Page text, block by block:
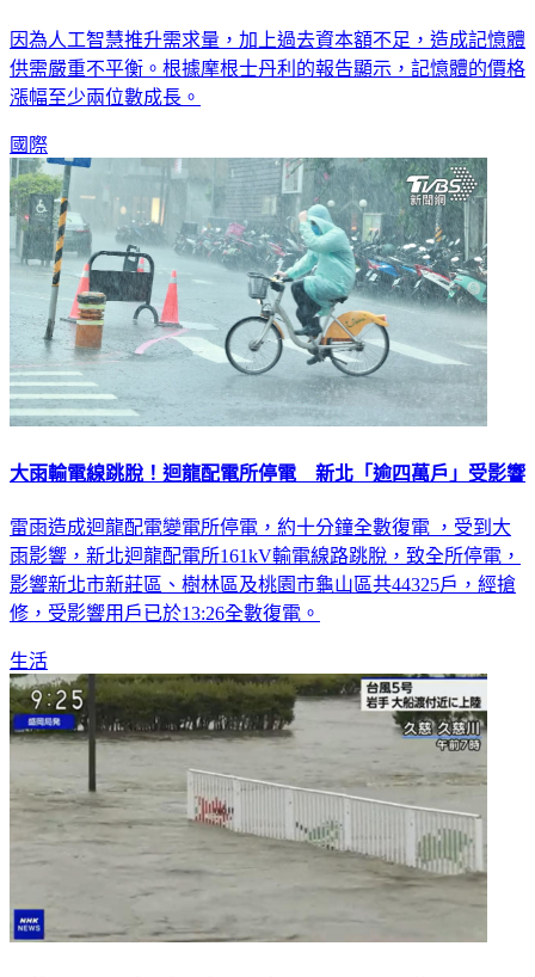
因為人工智慧推升需求量，加上過去資本額不足，造成記憶體
供需嚴重不平衡。根據摩根士丹利的報告顯示，記憶體的價格
漲幅至少兩位數成長。
國際
大雨輸電線跳脫！迴龍配電所停電 新北「逾四萬戶」受影響
雷雨造成迴龍配電變電所停電，約十分鐘全數復電 ，受到大
雨影響，新北迴龍配電所161kV輸電線路跳脫，致全所停電，
影響新北市新莊區、樹林區及桃園市龜山區共44325戶，經搶
修，受影響用戶已於13:26全數復電。
生活